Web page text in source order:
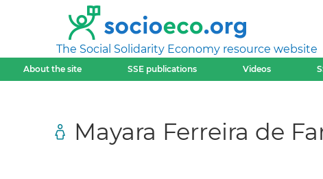
The Social Solidarity Economy resource website
About the site SSE publications Videos
Mayara Ferreira de